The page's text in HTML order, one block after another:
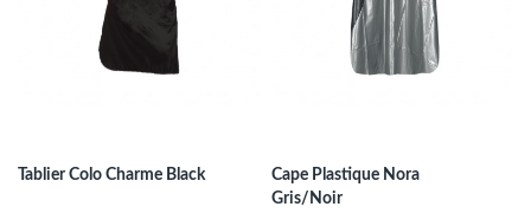
Tablier Colo Charme Black
Cape Plastique Nora
Gris/Noir